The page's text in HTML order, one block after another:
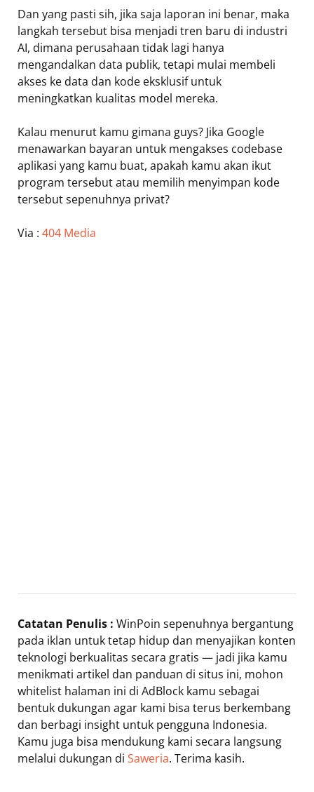
Dan yang pasti sih, jika saja laporan ini benar, maka
langkah tersebut bisa menjadi tren baru di industri
AI, dimana perusahaan tidak lagi hanya
mengandalkan data publik, tetapi mulai membeli
akses ke data dan kode eksklusif untuk
meningkatkan kualitas model mereka.
Kalau menurut kamu gimana guys? Jika Google
menawarkan bayaran untuk mengakses codebase
aplikasi yang kamu buat, apakah kamu akan ikut
program tersebut atau memilih menyimpan kode
tersebut sepenuhnya privat?
Via : 404 Media
Catatan Penulis : WinPoin sepenuhnya bergantung
pada iklan untuk tetap hidup dan menyajikan konten
teknologi berkualitas secara gratis — jadi jika kamu
menikmati artikel dan panduan di situs ini, mohon
whitelist halaman ini di AdBlock kamu sebagai
bentuk dukungan agar kami bisa terus berkembang
dan berbagi insight untuk pengguna Indonesia.
Kamu juga bisa mendukung kami secara langsung
melalui dukungan di Saweria. Terima kasih.